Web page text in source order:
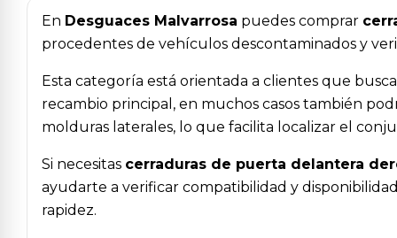
En Desguaces Malvarrosa puedes comprar
procedentes de vehículos descontaminados y
Esta categoría está orientada a clientes que
recambio principal, en muchos casos también
molduras laterales, lo que facilita localizar el
Si necesitas cerraduras de puerta delantera
ayudarte a verificar compatibilidad y
rapidez.